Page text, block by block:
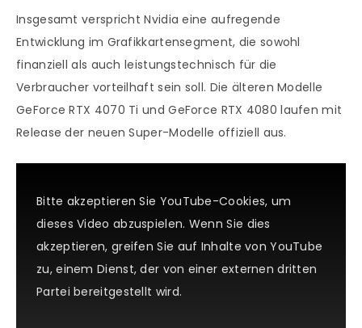
Insgesamt verspricht Nvidia eine aufregende
Entwicklung im Grafikkartensegment, die sowohl
finanziell als auch leistungstechnisch für die
Verbraucher vorteilhaft sein soll. Die älteren Modelle
GeForce RTX 4070 Ti und GeForce RTX 4080 laufen mit
Release der neuen Super-Modelle offiziell aus.
Bitte akzeptieren Sie YouTube-Cookies, um
dieses Video abzuspielen. Wenn Sie dies
akzeptieren, greifen Sie auf Inhalte von YouTube
zu, einem Dienst, der von einer externen dritten
Partei bereitgestellt wird.